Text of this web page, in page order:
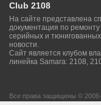
Club 2108
На сайте представлена
документация по
серийных и
новости.
Сайт является клубом
линейка Samara: 2108,
Все права защищены ©